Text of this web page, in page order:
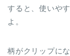
すると、使いや
よ。
柄がクリップに